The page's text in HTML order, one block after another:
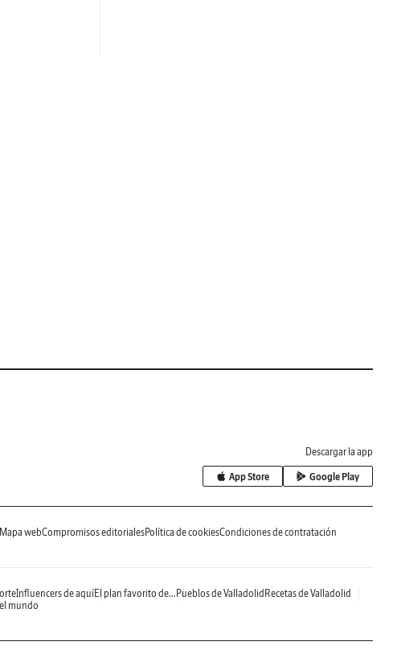
Descargar la app
App Store Google Play
Mapa webCompromisos editorialesPolítica de cookiesCondiciones de contratación
Influencers de aquíEl plan favorito de... Pueblos de Valladolid Recetas de Valladolid
mundo